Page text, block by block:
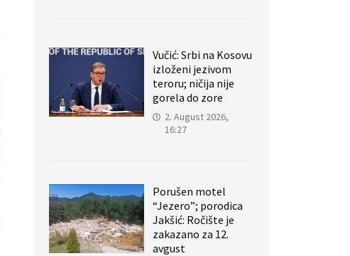
Vučić: Srbi na Kosovu
izloženi jezivom
teroru; ničija nije
gorela do zore
2. August 2026,
16:27
Porušen motel
“Jezero”; porodica
Jakšić: Ročište je
zakazano za 12.
avgust